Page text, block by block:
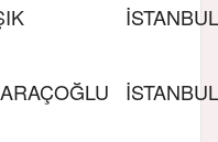
İSTANBUL
İSTANBUL